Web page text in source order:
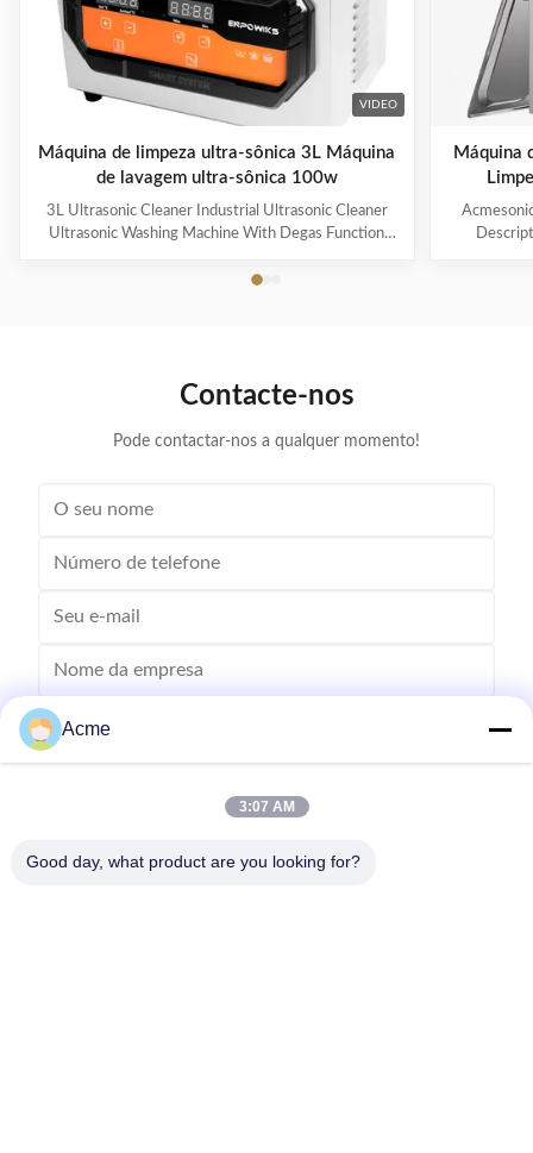
VIDEO
Máquina de limpeza ultra-sônica 3L Máquina
de lavagem ultra-sônica 100w
3L Ultrasonic Cleaner Industrial Ultrasonic Cleaner
Ultrasonic Washing Machine With Degas Function
Ultrasonic Transducer(2x60W=120W)】Designed
bubbles to gently remove dirt in minutes without
Máquina
Contacte-nos
Pode contactar-nos a qualquer momento!
Envie
Acme
3:07 AM
Good day, what product are you looking for?